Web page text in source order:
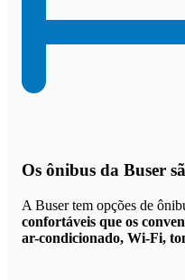
Os ônibus da Buser
A Buser tem opções de
confortáveis que os
ar-condicionado, Wi-Fi,